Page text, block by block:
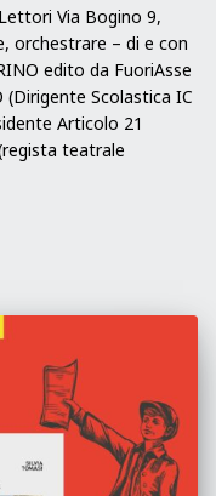
Via Bogino 9,
orchestrare – di e con
edito da FuoriAsse
(Dirigente Scolastica IC
Articolo 21
teatrale